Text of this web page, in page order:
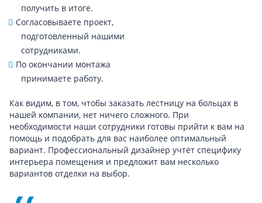
получить в итоге.
Согласовываете проект,
подготовленный нашими
сотрудниками.
По окончании монтажа
принимаете работу.
Как видим, в том, чтобы заказать лестницу на больцах в
нашей компании, нет ничего сложного. При
необходимости наши сотрудники готовы прийти к вам на
помощь и подобрать для вас наиболее оптимальный
вариант. Профессиональный дизайнер учтёт специфику
интерьера помещения и предложит вам несколько
вариантов отделки на выбор.